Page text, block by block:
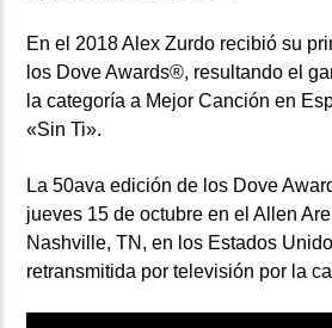
En el 2018 Alex Zurdo recibió su
los Dove Awards®, resultando el
la categoría a Mejor Canción en
«Sin Ti».
La 50ava edición de los Dove
jueves 15 de octubre en el Allen
Nashville, TN, en los Estados
retransmitida por televisión por la